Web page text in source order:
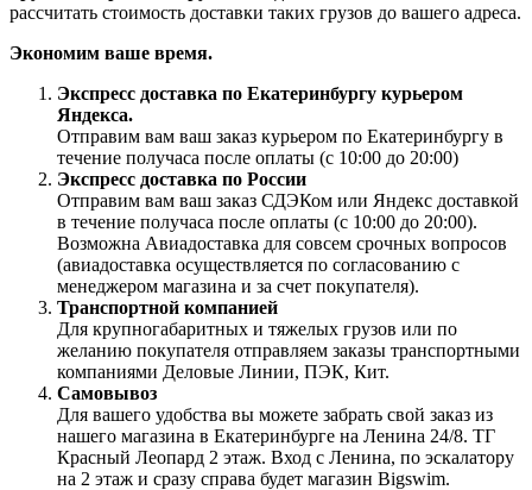
рассчитать стоимость доставки таких грузов до вашего адреса.
Экономим ваше время.
Экспресс доставка по Екатеринбургу курьером
Яндекса.
Отправим вам ваш заказ курьером по Екатеринбургу в
течение получаса после оплаты (с 10:00 до 20:00)
Экспресс доставка по России
Отправим вам ваш заказ СДЭКом или Яндекс доставкой
в течение получаса после оплаты (с 10:00 до 20:00).
Возможна Авиадоставка для совсем срочных вопросов
(авиадоставка осуществляется по согласованию с
менеджером магазина и за счет покупателя).
Транспортной компанией
Для крупногабаритных и тяжелых грузов или по
желанию покупателя отправляем заказы транспортными
компаниями Деловые Линии, ПЭК, Кит.
Самовывоз
Для вашего удобства вы можете забрать свой заказ из
нашего магазина в Екатеринбурге на Ленина 24/8. ТГ
Красный Леопард 2 этаж. Вход с Ленина, по эскалатору
на 2 этаж и сразу справа будет магазин Bigswim.